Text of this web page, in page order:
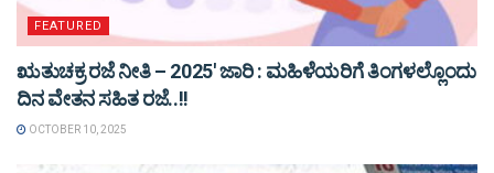
FEATURED
ಋತುಚಕ್ರ ರಜೆ ನೀತಿ – 2025′ ಜಾರಿ : ಮಹಿಳೆಯರಿಗೆ ತಿಂಗಳಲ್ಲೊಂದು
ದಿನ ವೇತನ ಸಹಿತ ರಜೆ..!!
OCTOBER 10, 2025